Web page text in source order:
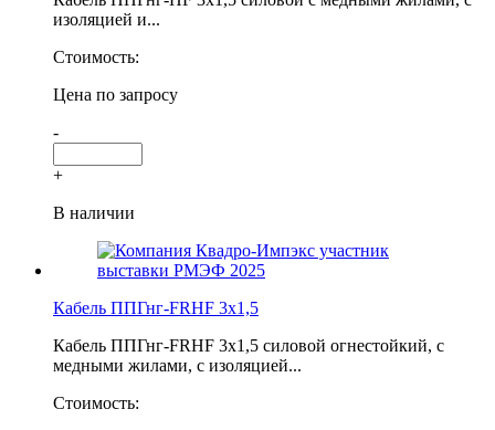
изоляцией и...
Стоимость:
Цена по запросу
-
+
В наличии
Кабель ППГнг-FRHF 3х1,5
Кабель ППГнг-FRHF 3х1,5 силовой огнестойкий, с
медными жилами, с изоляцией...
Стоимость: